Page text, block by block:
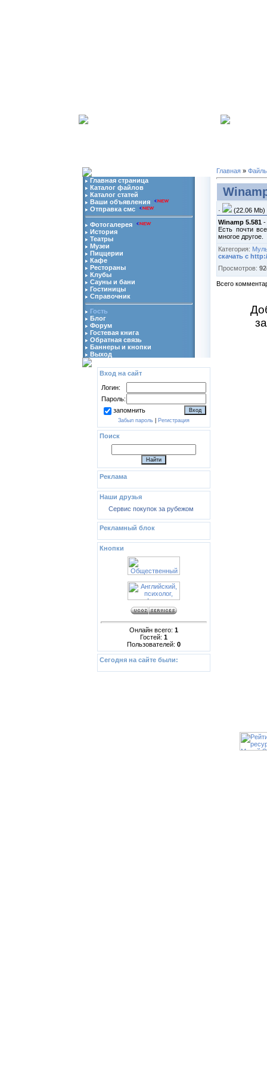
Главная страница
Каталог файлов
Каталог статей
Ваши объявления
Отправка смс
Фотогалерея
История
Театры
Музеи
Пиццерии
Кафе
Рестораны
Клубы
Сауны и бани
Гостиницы
Справочник
Гость
Блог
Форум
Гостевая книга
Обратная связь
Баннеры и кнопки
Выход
Вход на сайт
Логин:
Пароль:
запомнить
Забыл пароль Регистрация
Поиск
Реклама
Наши друзья
Сервис покупок за рубежом
Рекламный блок
Кнопки
Онлайн всего: 1
Гостей: 1
Пользователей: 0
Сегодня на сайте были:
Главная »
·
(22.06 Mb)
Winamp 5.581 -
Есть почти
многое другое.
Категория:
скачать с
Просмотров:
Всего